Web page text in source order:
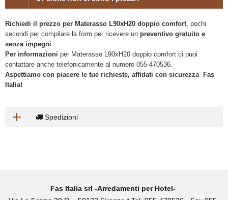
Richiedi il prezzo per Materasso L90xH20 doppio comfort, pochi
secondi per compilare la form per ricevere un preventivo gratuito e
senza impegni.
Per informazioni per Materasso L90xH20 doppio comfort ci puoi
contattare anche telefonicamente al numero 055-470536.
Aspettiamo con piacere le tue richieste, affidati con sicurezza Fas
Italia!
Spedizioni
Fas Italia srl -Arredamenti per Hotel-